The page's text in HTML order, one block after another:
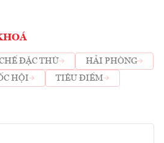
ĐẶC THÙ
HẢI PHÒNG
HỘI
TIÊU ĐIỂM